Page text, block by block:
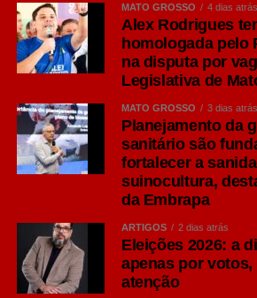
revisarem seus calendários
bases de relacionamento e
exclusiva da mídia paga. Estamos
de CRM, automação, WhatsApp, e-
de comunicação e sofra menos com
leilão das plataformas.
Se eu pudesse deixar apenas um
empresário, seria este: prepare-se
orçamento de marketing, fortaleça
invista em relacionamento e distribua
com inteligência. Quem deixar para
eleição já estiver dominando o
pela mesma atenção. Quem se
MATO GROSSO 4 dias atrás
Alex Rodrigues
homologada pelo
na disputa por
Legislativa de
MATO GROSSO 3 dias atrás
Planejamento da
sanitário são
fortalecer a
suinocultura,
da Embrapa
ARTIGOS 2 dias atrás
Eleições 2026: a
apenas por votos,
atenção